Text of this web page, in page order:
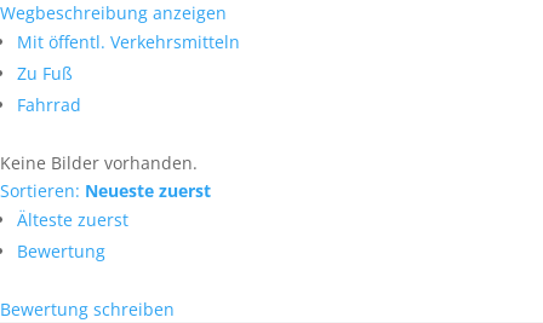
Wegbeschreibung anzeigen
Mit öffentl. Verkehrsmitteln
Zu Fuß
Fahrrad
Keine Bilder vorhanden.
Sortieren: Neueste zuerst
Älteste zuerst
Bewertung
Bewertung schreiben